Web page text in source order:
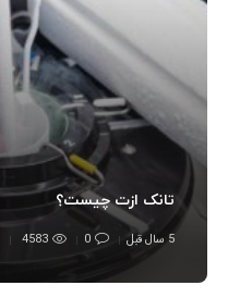
تانک ازت چیست؟
5 سال قبل 0
4583